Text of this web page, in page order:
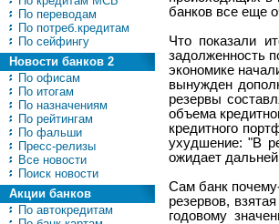
По переводам
По потреб.кредитам
По сейфингу
Новости банков 2
По офисам
По итогам
По назначениям
По рейтингам
По фальши
Пресс-релизы
Все новости
Поиск новости
Акции банков
По автокредитам
банков все еще
Что показали
задолженность
экономике
вынужден
резервы
объема
кредитного
ухудшение: "В
ожидает
Сам банк
резервов,
годовому